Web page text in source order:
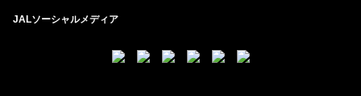
JALソーシャルメディア